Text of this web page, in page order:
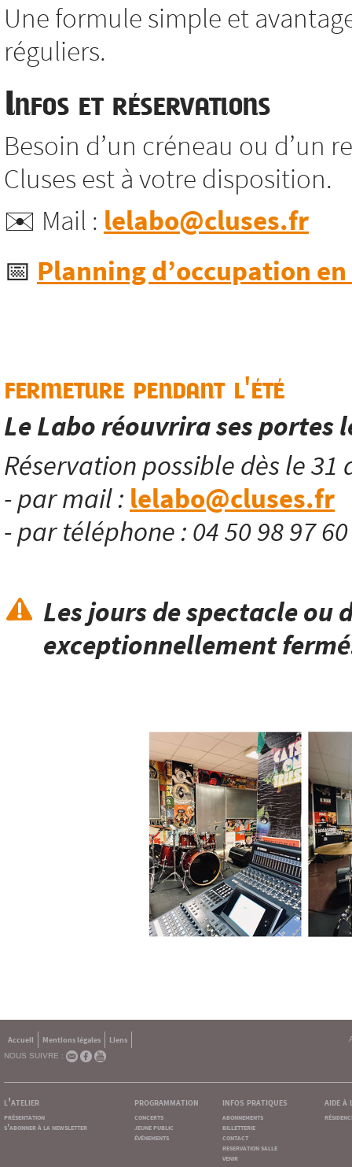
Une formule simple et
réguliers.
Infos et réservations
Besoin d’un créneau ou d’un
Cluses est à votre disposition.
✉️ Mail : lelabo@cluses.fr
📅 Planning d’occupation
fermeture pendant l'été
Le Labo réouvrira ses portes
Réservation possible dès le 31
- par mail : lelabo@cluses.fr
- par téléphone : 04 50 98 97
Les jours de spectacle ou
exceptionnellement
Accueil Mentions légales
Liens
NOUS SUIVRE :
l'atelier
présentation
s'abonner à la newsletter
programmation
concerts
jeune public
événements
infos pratiques
abonnements
billetterie
contact
reservation salle
venir
aide